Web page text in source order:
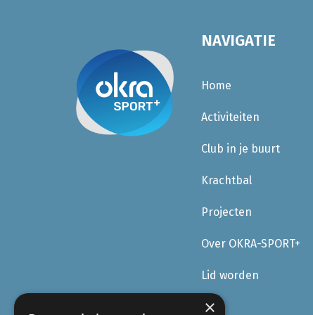
NAVIGATIE
Home
Activiteiten
Club in je buurt
Krachtbal
Projecten
Over OKRA-SPORT+
Lid worden
×